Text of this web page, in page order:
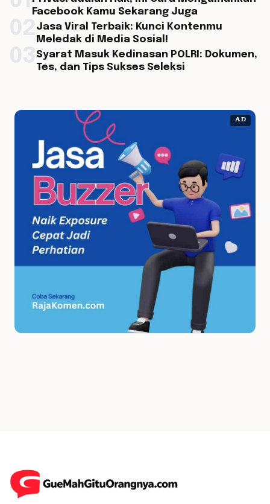
Facebook Kamu Sekarang Juga
Jasa Viral Terbaik: Kunci Kontenmu
Meledak di Media Sosial!
Syarat Masuk Kedinasan POLRI: Dokumen,
Tes, dan Tips Sukses Seleksi
AD